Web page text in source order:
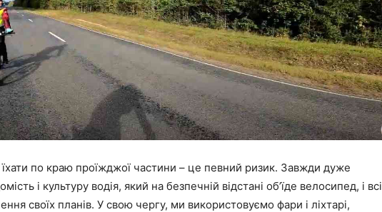
по краю проїжджої частини – це певний ризик. Завжди дуже
і культуру водія, який на безпечній відстані об’їде велосипед, і всі
своїх планів. У свою чергу, ми використовуємо фари і ліхтарі,